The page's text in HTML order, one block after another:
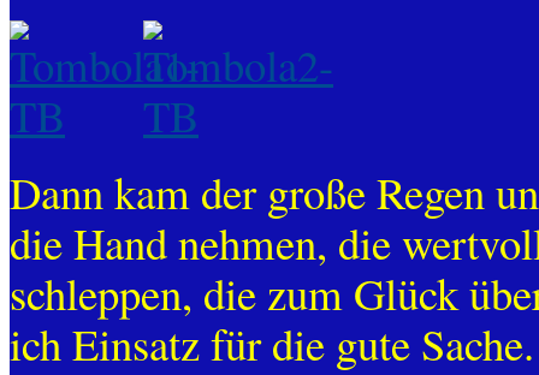
Dann kam der große Regen
die Hand nehmen, die
schleppen, die zum Glück
ich Einsatz für die gute Sache.